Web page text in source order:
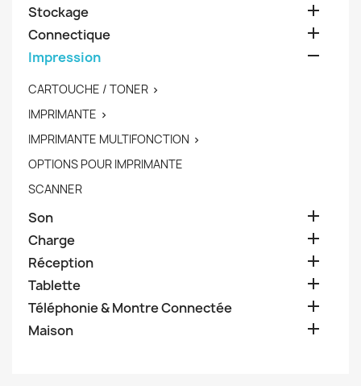
Stockage 
Connectique 
Impression 
CARTOUCHE / TONER 
IMPRIMANTE 
IMPRIMANTE MULTIFONCTION 
OPTIONS POUR IMPRIMANTE
SCANNER
Son 
Charge 
Réception 
Tablette 
Téléphonie & Montre Connectée 
Maison 